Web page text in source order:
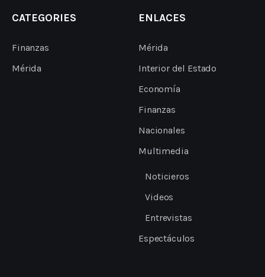
CATEGORIES
Finanzas
Mérida
ENLACES
Mérida
Interior del Estado
Economía
Finanzas
Nacionales
Multimedia
Noticieros
Videos
Entrevistas
Espectáculos